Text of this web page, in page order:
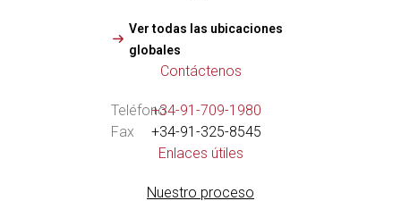
Ver todas las ubicaciones
globales
Contáctenos
Teléfono+34-91-709-1980
Fax
+34-91-325-8545
Enlaces útiles
Nuestro proceso